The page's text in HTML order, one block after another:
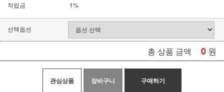
적립금
1%
선택옵션
총 상품 금액 0 원
관심상품 장바구니 구매하기